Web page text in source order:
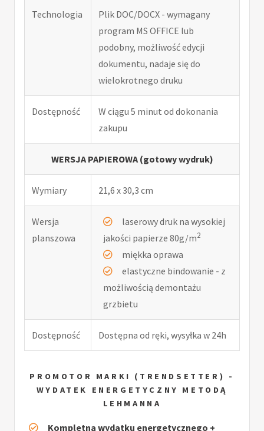
Technologia
Plik DOC/DOCX - wymagany
program MS OFFICE lub
podobny, możliwość edycji
dokumentu, nadaje się do
wielokrotnego druku
Dostępność
W ciągu 5 minut od dokonania
zakupu
WERSJA PAPIEROWA (gotowy wydruk)
Wymiary 21,6 x 30,3 cm
Wersja
planszowa
laserowy druk na wysokiej
jakości papierze 80g/m2
miękka oprawa
elastyczne bindowanie - z
możliwością demontażu
grzbietu
Dostępność Dostępna od ręki, wysyłka w 24h
PROMOTOR MARKI (TRENDSETTER) -
WYDATEK ENERGETYCZNY METODĄ
LEHMANNA
Kompletna wydatku energetycznego +